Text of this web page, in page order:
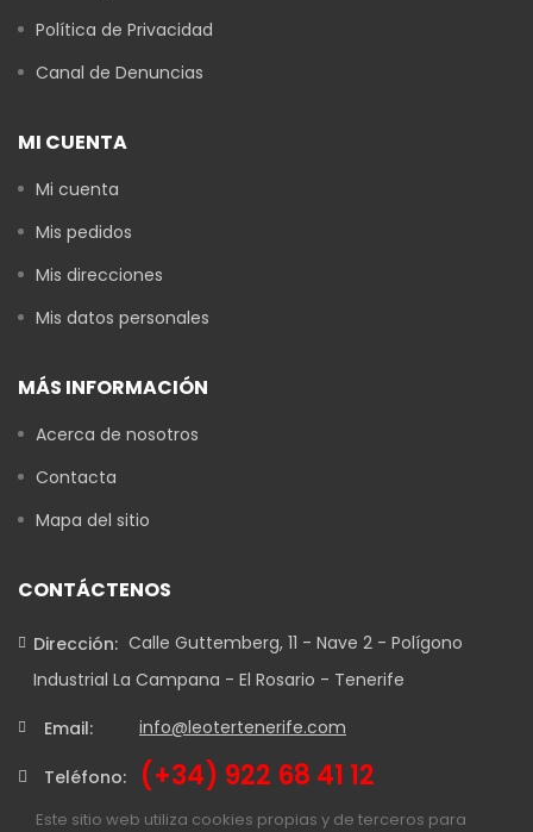
Política de Privacidad
Canal de Denuncias
MI CUENTA
Mi cuenta
Mis pedidos
Mis direcciones
Mis datos personales
MÁS INFORMACIÓN
Acerca de nosotros
Contacta
Mapa del sitio
CONTÁCTENOS
Dirección: Calle Guttemberg, 11 - Nave 2 - Polígono
Industrial La Campana - El Rosario - Tenerife
Email: info@leotertenerife.com
Teléfono: (+34) 922 68 41 12
Este sitio web utiliza cookies propias y de terceros para